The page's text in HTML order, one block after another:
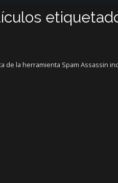
la herramienta Spam Assassin